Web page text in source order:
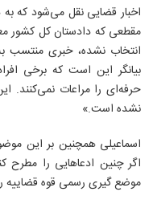
اخبار قضایی نقل می‌شود که
مقطعی که دادستان کل کشور
انتخاب نشده، خبری منتسب
بیانگر این است که برخی
حرفه‌ای را مراعات
نشده است.»
اسماعیلی همچنین بر این
اگر چنین ادعاهایی را
موضع گیری رسمی قوه قضاییه